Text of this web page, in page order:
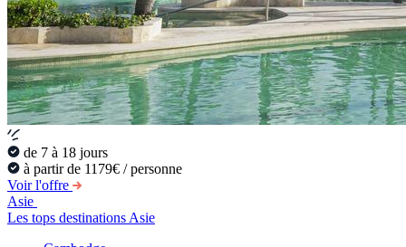
de 7 à 18 jours
à partir de 1179€ / personne
Voir l'offre
Asie
Les tops destinations Asie